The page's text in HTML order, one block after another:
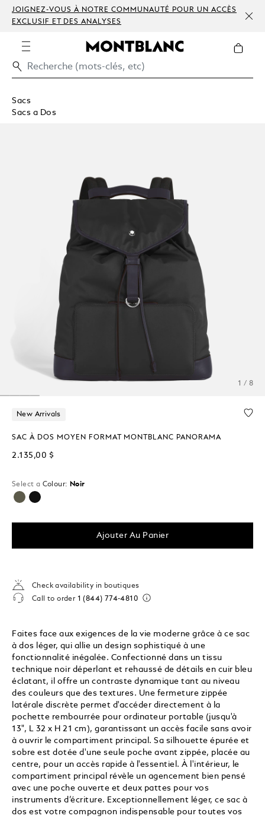
JOIGNEZ-VOUS À NOTRE COMMUNAUTÉ POUR UN ACCÈS
EXCLUSIF ET DES ANALYSES
Sacs
Sacs a Dos
1 / 8
New Arrivals
SAC À DOS MOYEN FORMAT MONTBLANC PANORAMA
2.135,00 $
Select a Colour: Noir
sélectionné
Ajouter Au Panier
Check availability in boutiques
Call to order 1 (844) 774-4810
Faites face aux exigences de la vie moderne grâce à ce sac
à dos léger, qui allie un design sophistiqué à une
fonctionnalité inégalée. Confectionné dans un tissu
technique noir déperlant et rehaussé de détails en cuir bleu
éclatant, il offre un contraste dynamique tant au niveau
des couleurs que des textures. Une fermeture zippée
latérale discrète permet d'accéder directement à la
pochette rembourrée pour ordinateur portable (jusqu'à
13", L 32 x H 21 cm), garantissant un accès facile sans avoir
à ouvrir le compartiment principal. Sa silhouette épurée et
sobre est dotée d'une seule poche avant zippée, placée au
centre, pour un accès rapide à l'essentiel. À l'intérieur, le
compartiment principal révèle un agencement bien pensé
avec une poche ouverte et deux pattes pour vos
instruments d’écriture. Exceptionnellement léger, ce sac à
dos est votre compagnon indispensable pour toutes vos